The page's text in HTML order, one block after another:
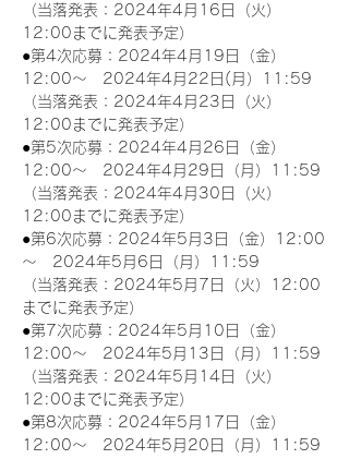
（当落発表：2024年4月16日（火）
12:00までに発表予定）
●第4次応募：2024年4月19日（金）
12:00～　2024年4月22日(月）11:59
（当落発表：2024年4月23日（火）
12:00までに発表予定）
●第5次応募：2024年4月26日（金）
12:00～　2024年4月29日（月）11:59
（当落発表：2024年4月30日（火）
12:00までに発表予定）
●第6次応募：2024年5月3日（金）12:00
～　2024年5月6日（月）11:59
（当落発表：2024年5月7日（火）12:00
までに発表予定）
●第7次応募：2024年5月10日（金）
12:00～　2024年5月13日（月）11:59
（当落発表：2024年5月14日（火）
12:00までに発表予定）
●第8次応募：2024年5月17日（金）
12:00～　2024年5月20日（月）11:59